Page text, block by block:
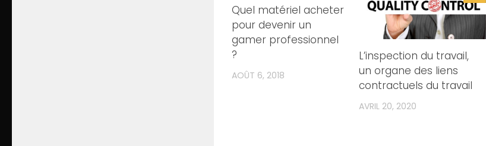
Quel matériel acheter
pour devenir un
gamer professionnel
?
AOÛT 6, 2018
L’inspection du travail,
un organe des liens
contractuels du travail
AVRIL 20, 2020